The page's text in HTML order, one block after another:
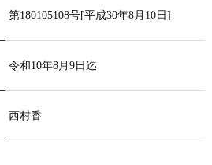
第180105108号[平成30年8月10日]
令和10年8月9日迄
西村香